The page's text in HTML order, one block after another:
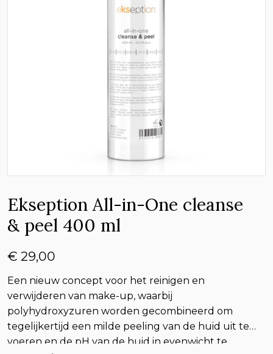
Ekseption All-in-One cleanse
& peel 400 ml
€ 29,00
Een nieuw concept voor het reinigen en
verwijderen van make-up, waarbij
polyhydroxyzuren worden gecombineerd om
tegelijkertijd een milde peeling van de huid uit te
voeren en de pH van de huid in evenwicht te